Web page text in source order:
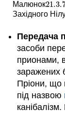
Малюнок21.3.
21.3.
Західного
Передача
засоби
прионами,
заражених
Пріони, що
під назвою